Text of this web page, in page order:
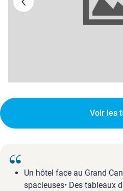
Voir les
Un hôtel face au Grand
spacieuses• Des tableaux